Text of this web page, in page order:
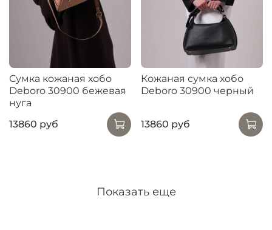
Сумка кожаная хобо
Deboro 30900 бежевая
нуга
13860 руб
Кожаная сумка хобо
Deboro 30900 черный
13860 руб
Показать еще